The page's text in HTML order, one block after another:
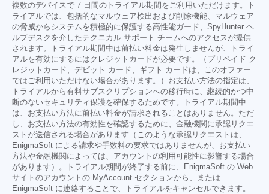
複数のデバイスで 7 日間のトライアル期間をご利用いただけます。ト
ライアルでは、包括的なマルウェア検出および削除機能、マルウェア
の脅威からシステムを積極的に保護する高性能ガード、SpyHunter ヘ
ルプデスクを介したテクニカル サポート チームへのアクセスが提供
されます。トライアル期間中は前払い料金は発生しませんが、トライ
アルを有効にするにはクレジットカードが必要です。（プリペイド ク
レジットカード、デビット カード、ギフト カードは、このオファー
ではご利用いただけない場合があります。）お支払い方法の指定は、
トライアルから有料サブスクリプションへの移行時に、継続的かつ中
断のないセキュリティ保護を確保するためです。トライアル期間中
は、お支払い方法に前払い料金が請求されることはありません。ただ
し、お支払い方法の有効性を確認するために、金融機関に承認リクエ
ストが送信される場合があります（このような承認リクエストは、
EnigmaSoft による請求や手数料の要求ではありませんが、お支払い
方法や金融機関によっては、アカウントの利用可能性に影響する場合
があります）。トライアル期間が終了する前に、EnigmaSoft の Web
サイトのアカウントの MyAccount セクションから、または
EnigmaSoft に連絡することで、トライアルをキャンセルできます。